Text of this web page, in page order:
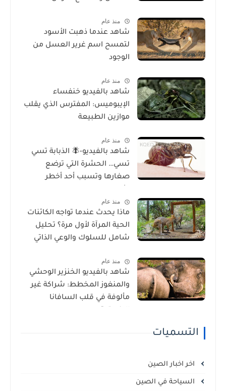
منذ عام
شاهد عندما ذهبت الأسود
لتمسح اسم غرير العسل من
الوجود
منذ عام
شاهد بالفيديو خنفساء
الإيبوميس: المفترس الذي يقلب
موازين الطبيعة
منذ عام
شاهد بالفيديو-🪰 الذبابة تسي
تسي… الحشرة التي ترضع
صغارها وتسبب أحد أخطر
منذ عام
ماذا يحدث عندما تواجه الكائنات
الحية المرآة لأول مرة؟ تحليل
شامل للسلوك والوعي الذاتي
منذ عام
شاهد بالفيديو الخنزير الوحشي
والمنغوز المخطط: شراكة غير
مألوفة في قلب السافانا
التسميات
اخر اخبار الصين
السياحة في الصين